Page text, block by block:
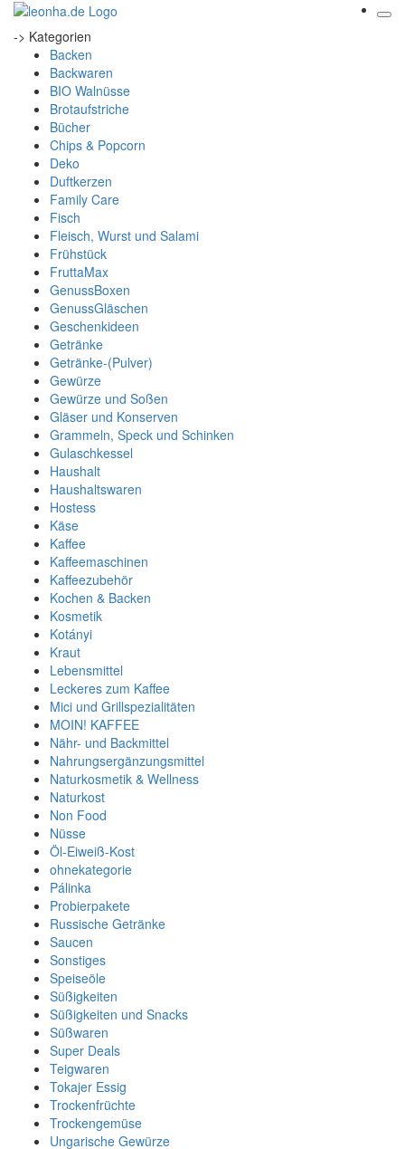
-> Kategorien
Backen
Backwaren
BIO Walnüsse
Brotaufstriche
Bücher
Chips & Popcorn
Deko
Duftkerzen
Family Care
Fisch
Fleisch, Wurst und Salami
Frühstück
FruttaMax
GenussBoxen
GenussGläschen
Geschenkideen
Getränke
Getränke-(Pulver)
Gewürze
Gewürze und Soßen
Gläser und Konserven
Grammeln, Speck und Schinken
Gulaschkessel
Haushalt
Haushaltswaren
Hostess
Käse
Kaffee
Kaffeemaschinen
Kaffeezubehör
Kochen & Backen
Kosmetik
Kotányi
Kraut
Lebensmittel
Leckeres zum Kaffee
Mici und Grillspezialitäten
MOIN! KAFFEE
Nähr- und Backmittel
Nahrungsergänzungsmittel
Naturkosmetik & Wellness
Naturkost
Non Food
Nüsse
Öl-Eiweiß-Kost
ohnekategorie
Pálinka
Probierpakete
Russische Getränke
Saucen
Sonstiges
Speiseöle
Süßigkeiten
Süßigkeiten und Snacks
Süßwaren
Super Deals
Teigwaren
Tokajer Essig
Trockenfrüchte
Trockengemüse
Ungarische Gewürze